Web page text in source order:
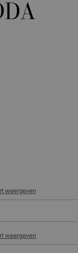
weergeven
weergeven